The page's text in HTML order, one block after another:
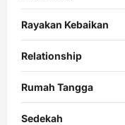
Rayakan Kebaikan
Relationship
Rumah Tangga
Sedekah